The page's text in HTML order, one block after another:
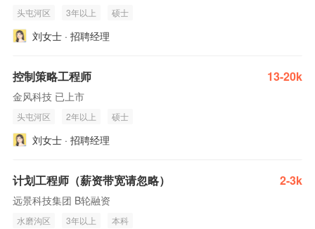
头屯河区 3年以上 硕士
刘女士 · 招聘经理
控制策略工程师 13-20k
金风科技 已上市
头屯河区 2年以上 硕士
刘女士 · 招聘经理
计划工程师（薪资带宽请忽略） 2-3k
远景科技集团 B轮融资
水磨沟区 3年以上 本科